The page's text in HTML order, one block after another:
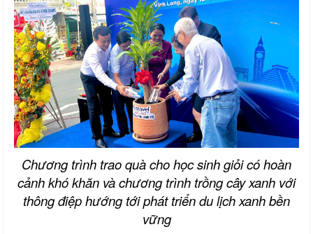
Chương trình trao quà cho học sinh giỏi có hoàn
cảnh khó khăn và chương trình trồng cây xanh với
thông điệp hướng tới phát triển du lịch xanh bền
vững